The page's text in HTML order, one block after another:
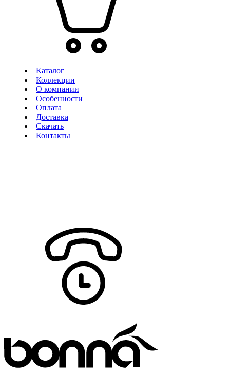
Каталог
Коллекции
О компании
Особенности
Оплата
Доставка
Скачать
Контакты